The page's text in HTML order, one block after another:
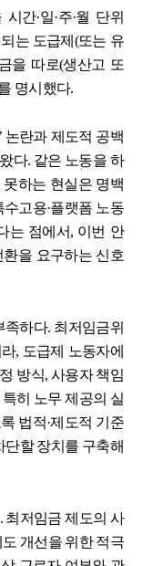
시간·일·주·월 단위
는 도급제 (또는 유
을 따로(생산고 또
명시했다.
’ 논란과 제도적 공백
다. 같은 노동을 하
하는 현실은 명백
수고용·플랫폼 노동
는 점에서, 이번 안
을 요구하는 신호
족하다. 최저임금위
, 도급제 노동자에
방식, 사용자 책임
특히 노무 제공의 실
법적·제도적 기준
할 장치를 구축해
. 최저임금 제도의 사
도 개선을 위한 적극